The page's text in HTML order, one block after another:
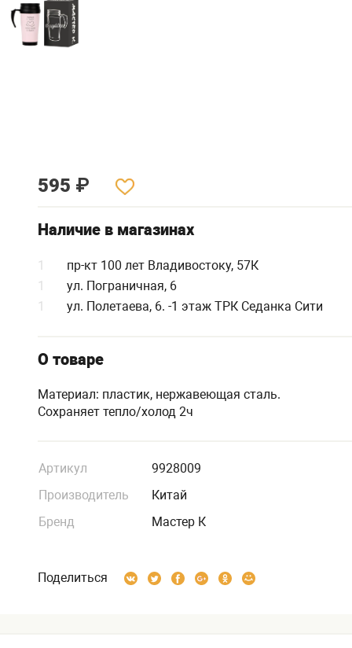
595 ₽
Наличие в магазинах
1
пр-кт 100 лет Владивостоку, 57К
1
ул. Пограничная, 6
1
ул. Полетаева, 6. -1 этаж ТРК Седанка Сити
О товаре
Материал: пластик, нержавеющая сталь.
Сохраняет тепло/холод 2ч
Артикул
9928009
Производитель
Китай
Бренд
Мастер К
Поделиться